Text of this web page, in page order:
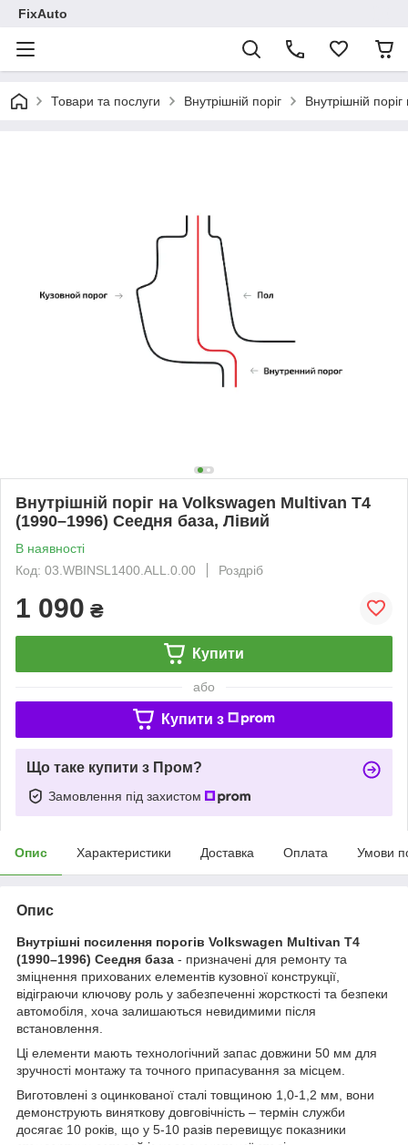
FixAuto
Товари та послуги Внутрішній поріг Внутрішній
Внутрішній поріг на Volkswagen Multivan T4
(1990–1996) Сеедня база, Лівий
В наявності
Код: 03.WBINSL1400.ALL.0.00
Роздріб
1 090 ₴
Купити
або
Купити з
Що таке купити з Пром?
Замовлення під захистом
Опис Характеристики Доставка Оплата Умови
Опис
Внутрішні посилення порогів Volkswagen Multivan T4
(1990–1996) Сеедня база - призначені для ремонту та
зміцнення прихованих елементів кузовної конструкції,
відіграючи ключову роль у забезпеченні жорсткості та безпеки
автомобіля, хоча залишаються невидимими після
встановлення.
Ці елементи мають технологічний запас довжини 50 мм для
зручності монтажу та точного припасування за місцем.
Виготовлені з оцинкованої сталі товщиною 1,0-1,2 мм, вони
демонструють виняткову довговічність – термін служби
досягає 10 років, що у 5-10 разів перевищує показники